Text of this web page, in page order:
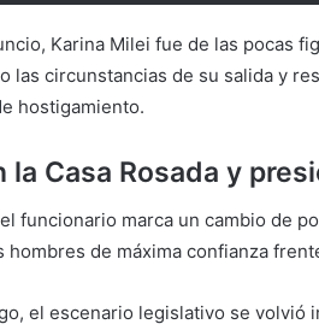
Karina Milei fue de las pocas
las circunstancias de su salida y
hostigamiento.
la Casa Rosada y
funcionario marca un cambio de
hombres de máxima confianza
el escenario legislativo se volvió